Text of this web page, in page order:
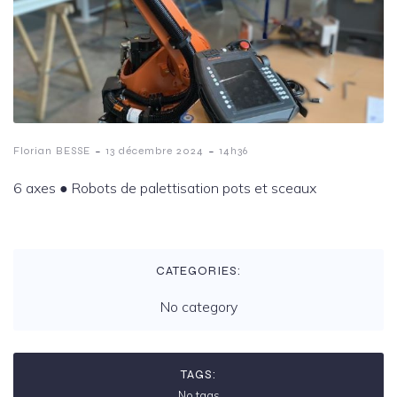
Florian BESSE - 13 décembre 2024 - 14h36
6 axes ️● Robots de palettisation pots et sceaux
CATEGORIES:
No category
TAGS: